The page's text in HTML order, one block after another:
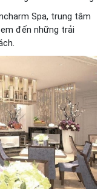
Spa, trung tâm
đến những trải